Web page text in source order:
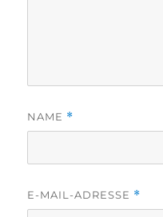
NAME *
E-MAIL-ADRESSE *